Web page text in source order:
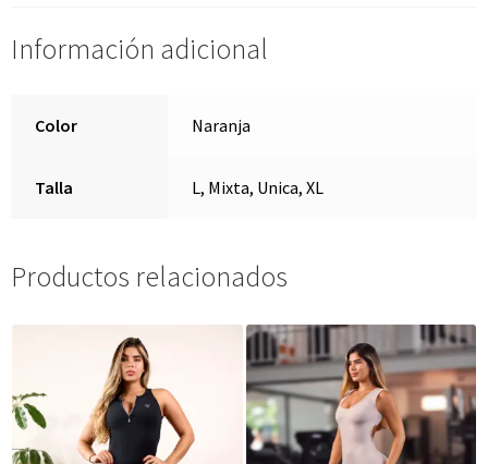
Información adicional
Color Naranja
Talla L, Mixta, Unica, XL
Productos relacionados